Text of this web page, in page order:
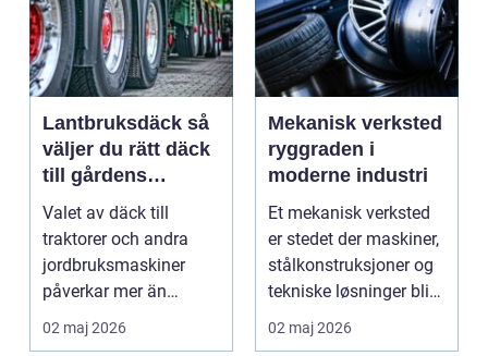
Lantbruksdäck så
väljer du rätt däck
till gårdens
maskiner
Valet av däck till
traktorer och andra
jordbruksmaskiner
påverkar mer än
många tror. Rätt däck
ger b...
02 maj 2026
Mekanisk verksted
ryggraden i
moderne industri
Et mekanisk verksted
er stedet der maskiner,
stålkonstruksjoner og
tekniske løsninger blir
holdt i g...
02 maj 2026